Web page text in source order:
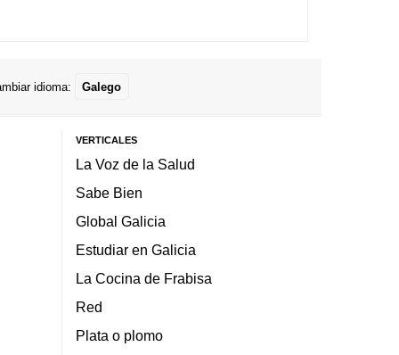
idioma: Galego
VERTICALES
La Voz de la Salud
Sabe Bien
Global Galicia
Estudiar en Galicia
La Cocina de Frabisa
Red
Plata o plomo